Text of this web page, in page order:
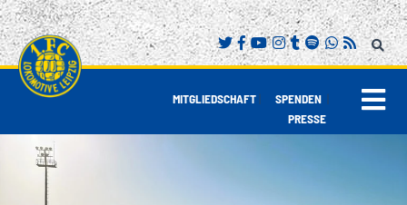
MITGLIEDSCHAFT| SPENDEN |
PRESSE